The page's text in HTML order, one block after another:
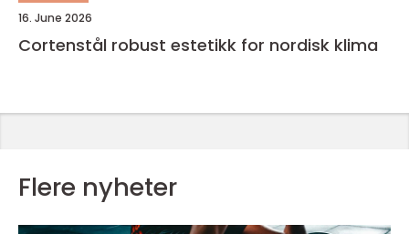
16. June 2026
Cortenstål robust estetikk for nordisk klima
Flere nyheter